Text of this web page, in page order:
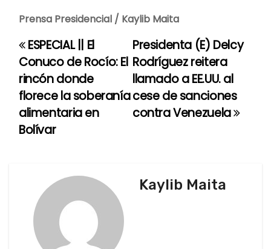
Prensa Presidencial / Kaylib Maita
N
a
v
e
Presidenta (E) Delcy
Rodríguez reitera
llamado a EE.UU. al
cese de sanciones
contra Venezuela
ESPECIAL || El
Conuco de Rocío: El
rincón donde
florece la soberanía
alimentaria en
Bolívar
Kaylib Maita